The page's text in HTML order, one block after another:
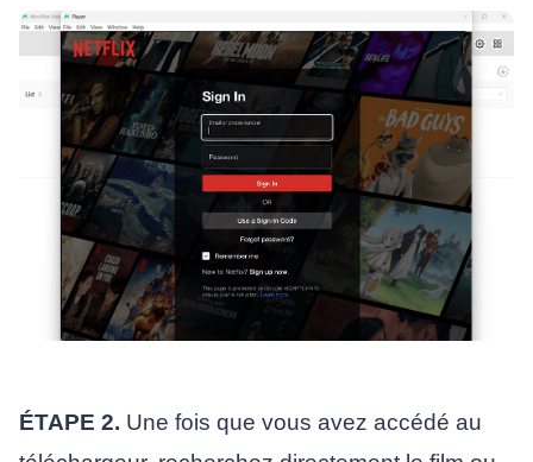
ÉTAPE 2. Une fois que vous avez accédé au